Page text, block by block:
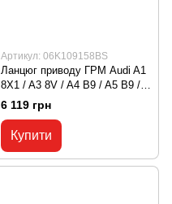
Артикул: 06K109158BS
Ланцюг приводу ГРМ Audi A1
8X1 / A3 8V / A4 B9 / A5 B9 /
A6 С8 / A7 C8 / A8 D4 / Q3 F3 /
Q5 B9 06K109158BS, 06K 109
158 BS
6 119 грн
Купити